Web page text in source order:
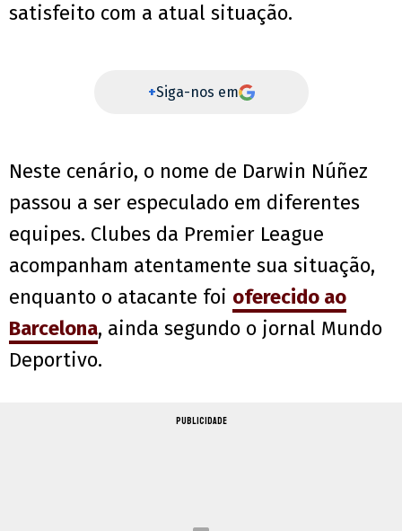
satisfeito com a atual situação.
+Siga-nos em
Neste cenário, o nome de Darwin Núñez
passou a ser especulado em diferentes
equipes. Clubes da Premier League
acompanham atentamente sua situação,
enquanto o atacante foi oferecido ao
Barcelona, ainda segundo o jornal Mundo
Deportivo.
PUBLICIDADE